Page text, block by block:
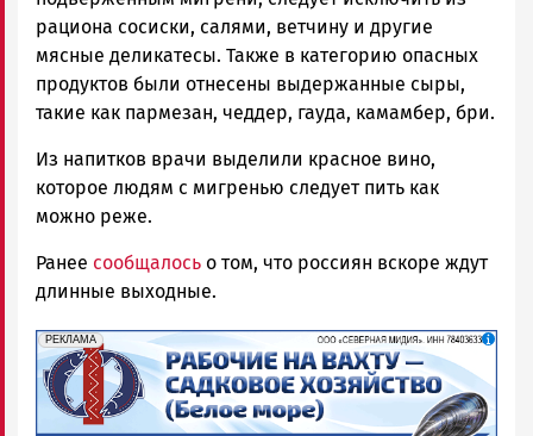
рациона сосиски, салями, ветчину и другие
мясные деликатесы. Также в категорию опасных
продуктов были отнесены выдержанные сыры,
такие как пармезан, чеддер, гауда, камамбер, бри.
Из напитков врачи выделили красное вино,
которое людям с мигренью следует пить как
можно реже.
Ранее сообщалось о том, что россиян вскоре ждут
длинные выходные.
erid: 2SDnjf467GP
РЕКЛАМА
Реклама